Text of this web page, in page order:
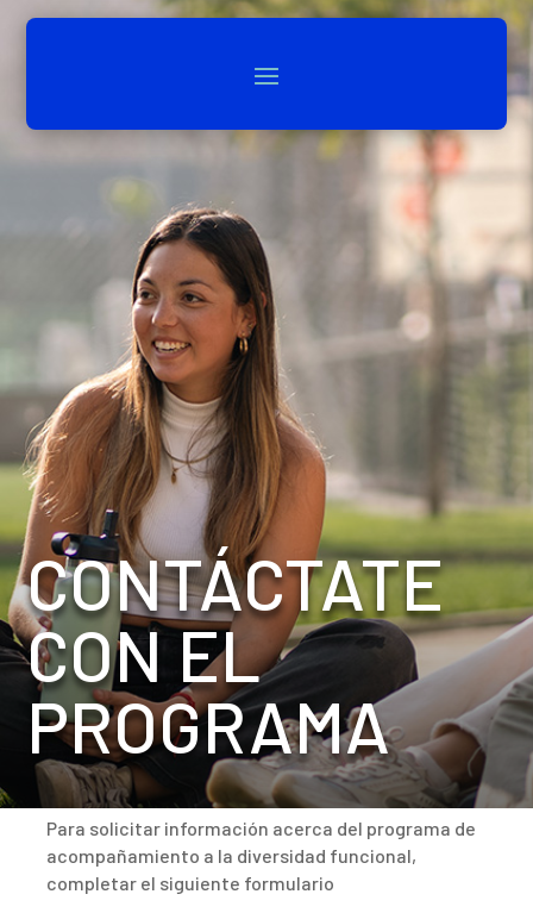
CONTÁCTATE
CON EL
PROGRAMA
Para solicitar información acerca del programa de
acompañamiento a la diversidad funcional,
completar el siguiente formulario